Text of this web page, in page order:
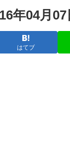
年04月
はてブ